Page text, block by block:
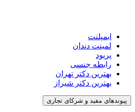
ایمپلنت
لمینت دندان
پریود
رابطه جنسی
بهترین دکتر تهران
بهترین دکتر شیراز
پیوندهای مفید و شرکای تجاری